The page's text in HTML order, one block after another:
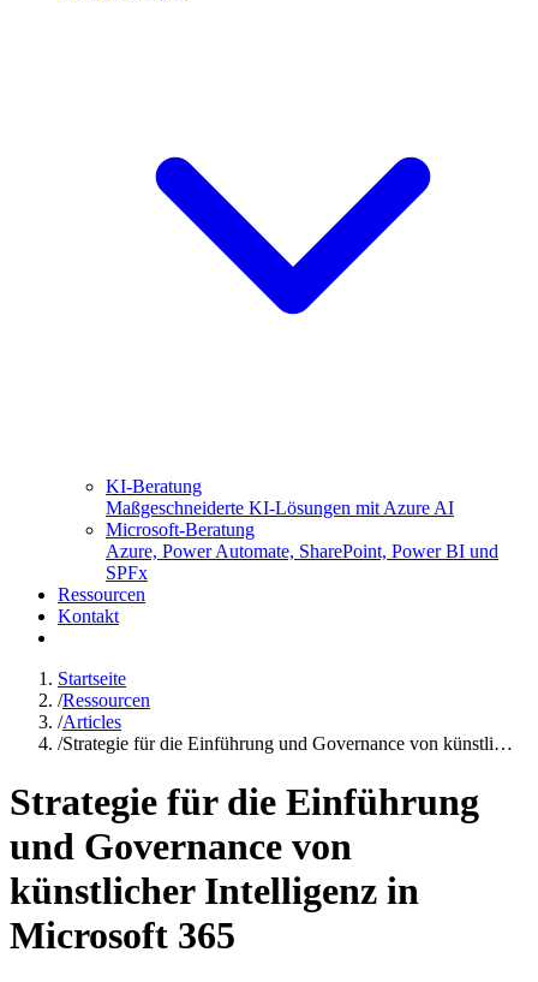
KI-Beratung
Maßgeschneiderte KI-Lösungen mit Azure AI
Microsoft-Beratung
Azure, Power Automate, SharePoint, Power BI und
SPFx
Ressourcen
Kontakt
Startseite
/Ressourcen
/Articles
/Strategie für die Einführung und Governance von künstli…
Strategie für die Einführung
und Governance von
künstlicher Intelligenz in
Microsoft 365